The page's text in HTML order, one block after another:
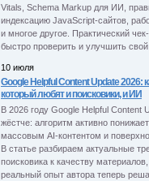
Vitals, Schema Markup для ИИ,
индексацию JavaScript-сайтов,
и многое другое. Практический
быстро проверить и улучшить свой
10 июля
Google Helpful Content Update 2026:
который любят и поисковики, и ИИ
В 2026 году Google Helpful Content
жёстче: алгоритм активно
массовым AI-контентом и
В статье разбираем актуальные
поисковика к качеству
реальный опыт автора теперь